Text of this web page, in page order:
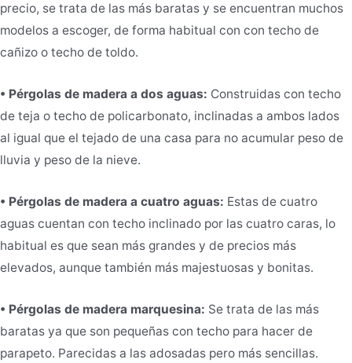
precio, se trata de las más baratas y se encuentran muchos
modelos a escoger, de forma habitual con con techo de
cañizo o techo de toldo.
• Pérgolas de madera a dos aguas: Construidas con techo
de teja o techo de policarbonato, inclinadas a ambos lados
al igual que el tejado de una casa para no acumular peso de
lluvia y peso de la nieve.
• Pérgolas de madera a cuatro aguas: Estas de cuatro
aguas cuentan con techo inclinado por las cuatro caras, lo
habitual es que sean más grandes y de precios más
elevados, aunque también más majestuosas y bonitas.
• Pérgolas de madera marquesina: Se trata de las más
baratas ya que son pequeñas con techo para hacer de
parapeto. Parecidas a las adosadas pero más sencillas.